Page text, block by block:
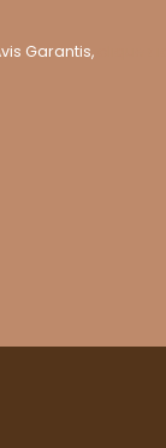
Garantis,